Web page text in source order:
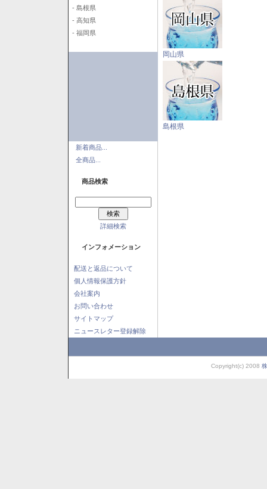
- 島根県
- 高知県
- 福岡県
新着商品...
全商品...
商品検索
詳細検索
インフォメーション
配送と返品について
個人情報保護方針
会社案内
お問い合わせ
サイトマップ
ニュースレター登録解除
岡山県
島根県
Copyright(c) 2008